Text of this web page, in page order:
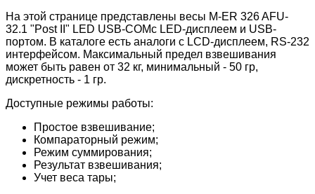
На этой странице представлены весы M-ER 326 AFU-
32.1 "Post II" LED USB-COMс LED-дисплеем и USB-
портом. В каталоге есть аналоги с LCD-дисплеем, RS-232
интерфейсом. Максимальный предел взвешивания
может быть равен от 32 кг, минимальный - 50 гр,
дискретность - 1 гр.
Доступные режимы работы:
Простое взвешивание;
Компараторный режим;
Режим суммирования;
Результат взвешивания;
Учет веса тары;